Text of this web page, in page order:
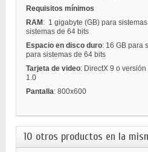
Requisitos mínimos
RAM : 1 gigabyte (GB) para
sistemas de 64 bits
Espacio en disco duro: 16 GB para
para sistemas de 64 bits
Tarjeta de video: DirectX 9 o
1.0
Pantalla: 800x600
10 otros productos en la